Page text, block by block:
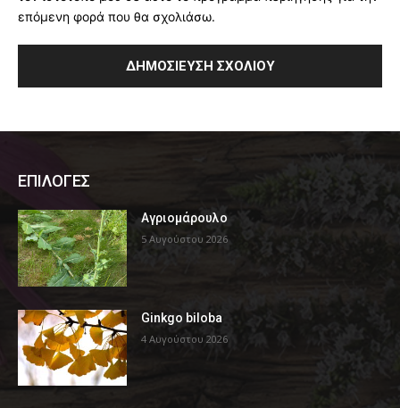
επόμενη φορά που θα σχολιάσω.
ΕΠΙΛΟΓΕΣ
Αγριομάρουλο
5 Αυγούστου 2026
Ginkgo biloba
4 Αυγούστου 2026